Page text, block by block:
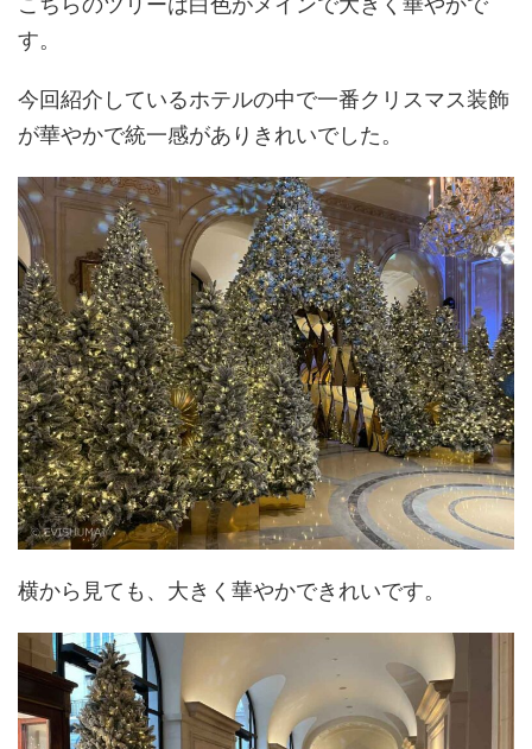
す。
今回紹介しているホテルの中で一番クリスマス装飾
が華やかで統一感がありきれいでした。
横から見ても、大きく華やかできれいです。